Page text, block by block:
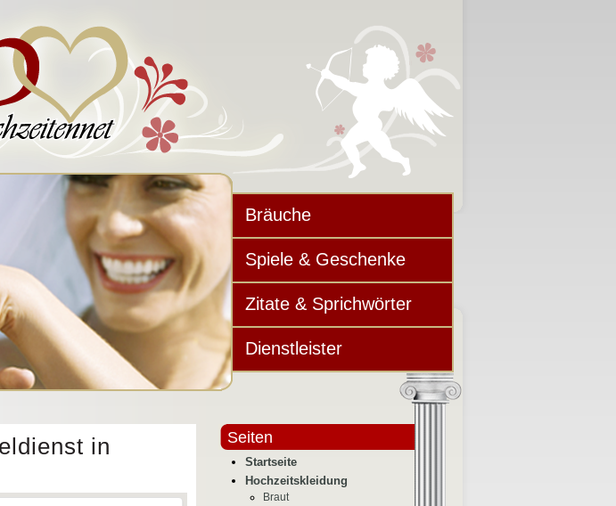
Bräuche
Spiele & Geschenke
Zitate & Sprichwörter
Dienstleister
in
Seiten
Startseite
Hochzeitskleidung
Braut